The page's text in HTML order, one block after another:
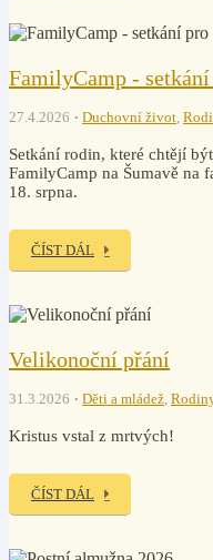
FamilyCamp -
27.4.2026 Duchovní život,
Setkání rodin, které chtějí
FamilyCamp na Šumavě na
18. srpna.
ČÍST DÁL
Velikonoční přání
31.3.2026 Děti a mládež,
Kristus vstal z mrtvých!
ČÍST DÁL